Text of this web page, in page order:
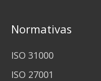
Normativas
ISO 31000
ISO 27001